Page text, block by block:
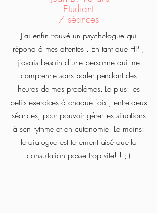
Etudiant
7 séances
J'ai enfin trouvé un psychologue qui
répond à mes attentes . En tant que HP ,
j'avais besoin d'une personne qui me
comprenne sans parler pendant des
heures de mes problèmes. Le plus: les
petits exercices à chaque fois , entre deux
séances, pour pouvoir gérer les situations
à son rythme et en autonomie. Le moins:
le dialogue est tellement aisé que la
consultation passe trop vite!!! ;-)